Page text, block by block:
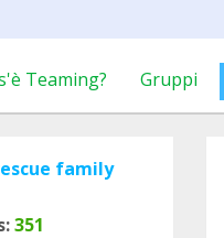
Teaming? Gruppi
family
351